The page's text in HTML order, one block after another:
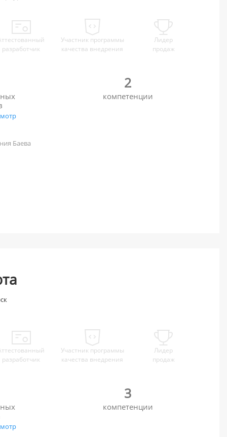
разработчик
Участник программы
качества внедрения
Лидер
продаж
2
компетенции
Баева
разработчик
Участник программы
качества внедрения
Лидер
продаж
3
компетенции